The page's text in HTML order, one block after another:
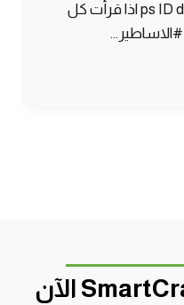
البلايستيشن | ps ID d7oomy999HD اذا قرأت كل